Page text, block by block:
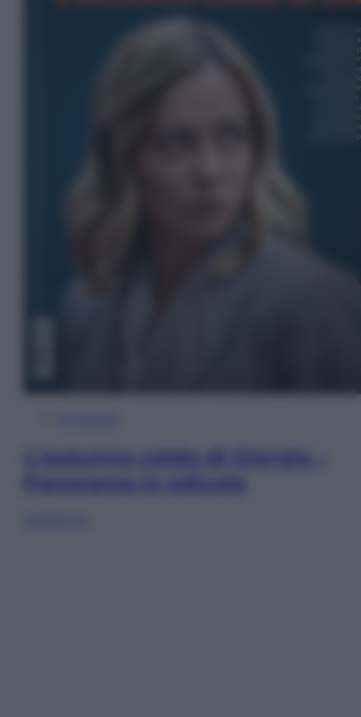
L’autunno caldo di Giorgia –